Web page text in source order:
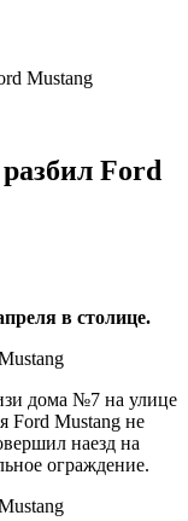
Mustang
Ford
в столице.
дома №7 на улице
Ford Mustang не
наезд на
ограждение.